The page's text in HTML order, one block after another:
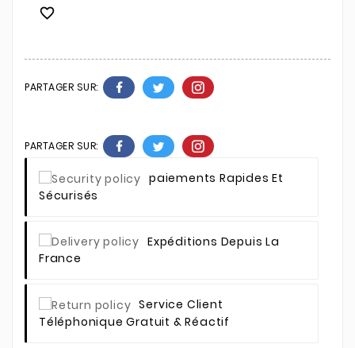

PARTAGER SUR:
PARTAGER SUR:
Paiements Rapides Et
Sécurisés
Expéditions Depuis La
France
Service Client
Téléphonique Gratuit & Réactif